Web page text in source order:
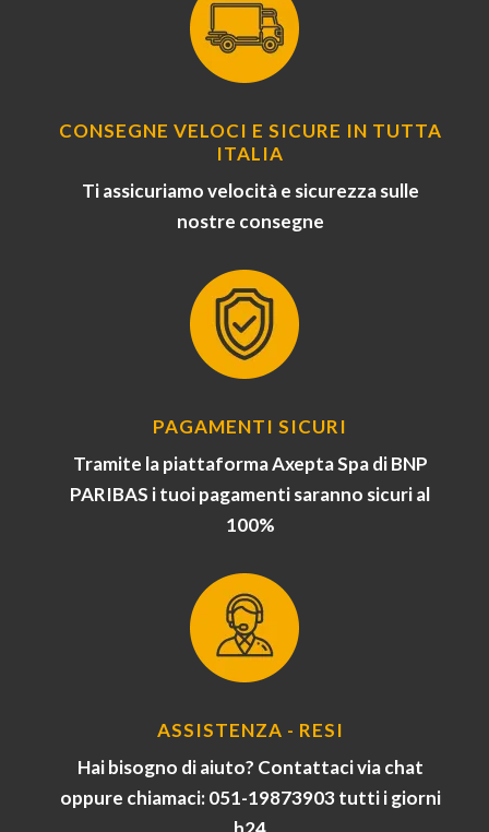
CONSEGNE VELOCI E SICURE IN TUTTA
ITALIA
Ti assicuriamo velocità e sicurezza sulle
nostre consegne
PAGAMENTI SICURI
Tramite la piattaforma Axepta Spa di BNP
PARIBAS i tuoi pagamenti saranno sicuri al
100%
ASSISTENZA - RESI
Hai bisogno di aiuto? Contattaci via chat
oppure chiamaci: 051-19873903 tutti i giorni